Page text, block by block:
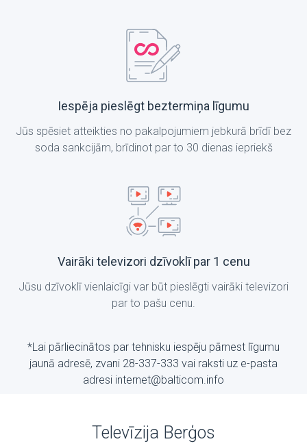
Iespēja pieslēgt beztermiņa līgumu
Jūs spēsiet atteikties no pakalpojumiem jebkurā brīdī bez
soda sankcijām, brīdinot par to 30 dienas iepriekš
Vairāki televizori dzīvoklī par 1 cenu
Jūsu dzīvoklī vienlaicīgi var būt pieslēgti vairāki televizori
par to pašu cenu.
*Lai pārliecinātos par tehnisku iespēju pārnest līgumu
jaunā adresē, zvani 28-337-333 vai raksti uz е-pasta
adresi internet@balticom.info
Televīzija Berģos